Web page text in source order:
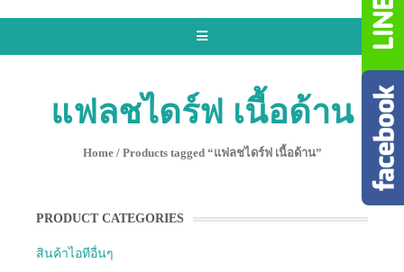
Toggle
แฟลชไดร์ฟ เนื้อด้าน
Home/ Products tagged “แฟลชไดร์ฟ เนื้อด้าน”
PRODUCT CATEGORIES
สินค้าไอทีอื่นๆ